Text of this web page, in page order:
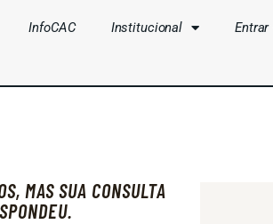
InfoCAC Institucional Entrar
MAS SUA CONSULTA